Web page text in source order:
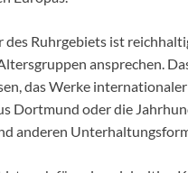
Ruhrgebiets ist
ansprechen.
das Werke
Dortmund oder die
anderen